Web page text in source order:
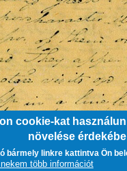
cookie-kat
növelése
bármely linkre kattintva Ön
több információt